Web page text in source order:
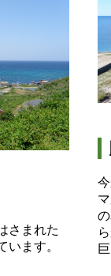
さまれた
います。